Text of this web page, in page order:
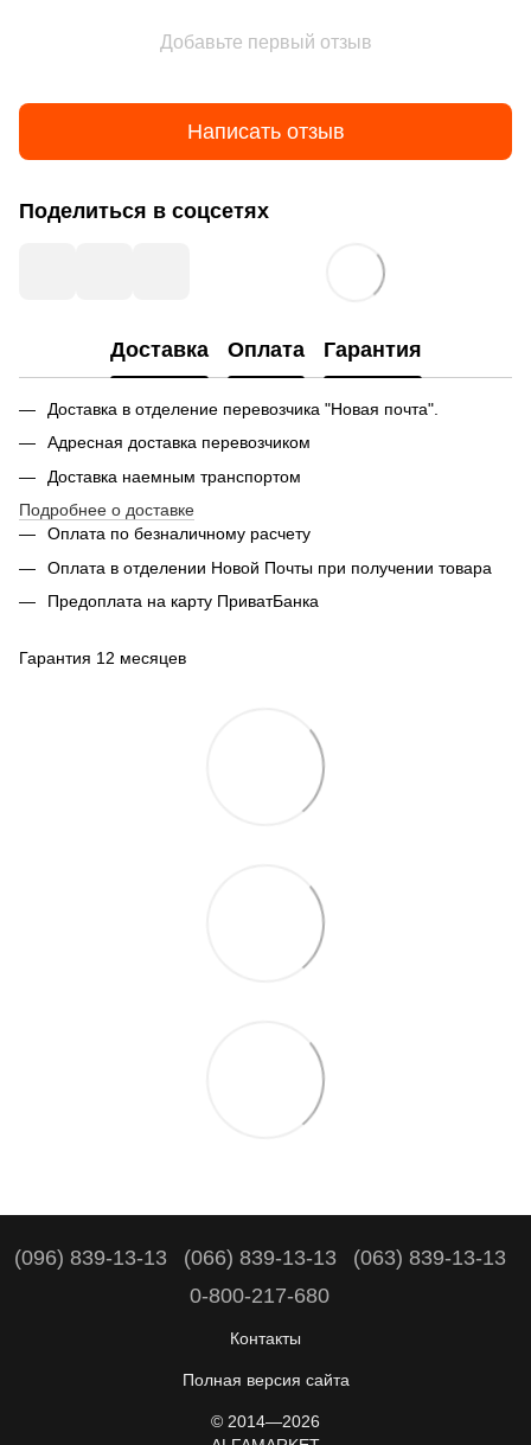
Добавьте первый отзыв
Написать отзыв
Поделиться в соцсетях
Доставка Оплата Гарантия
Доставка в отделение перевозчика "Новая почта".
Адресная доставка перевозчиком
Доставка наемным транспортом
Подробнее о доставке
Оплата по безналичному расчету
Оплата в отделении Новой Почты при получении товара
Предоплата на карту ПриватБанка
Гарантия 12 месяцев
(096) 839-13-13 (066) 839-13-13
(063) 839-13-13
0-800-217-680
Контакты
Полная версия сайта
© 2014—2026